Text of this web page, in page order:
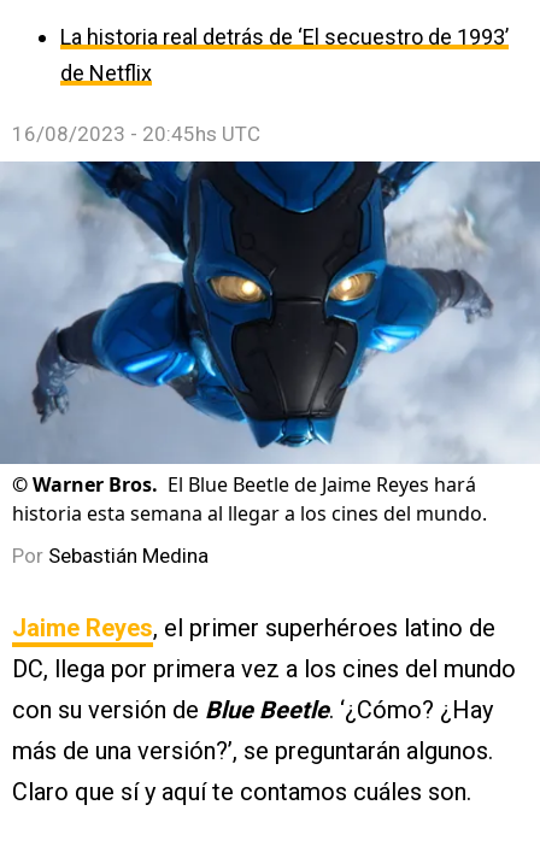
La historia real detrás de ‘El secuestro de 1993’
de Netflix
16/08/2023 - 20:45hs UTC
©Warner Bros. El Blue Beetle de Jaime Reyes hará
historia esta semana al llegar a los cines del mundo.
Por Sebastián Medina
Jaime Reyes, el primer superhéroes latino de
DC, llega por primera vez a los cines del mundo
con su versión de Blue Beetle. ‘¿Cómo? ¿Hay
más de una versión?’, se preguntarán algunos.
Claro que sí y aquí te contamos cuáles son.